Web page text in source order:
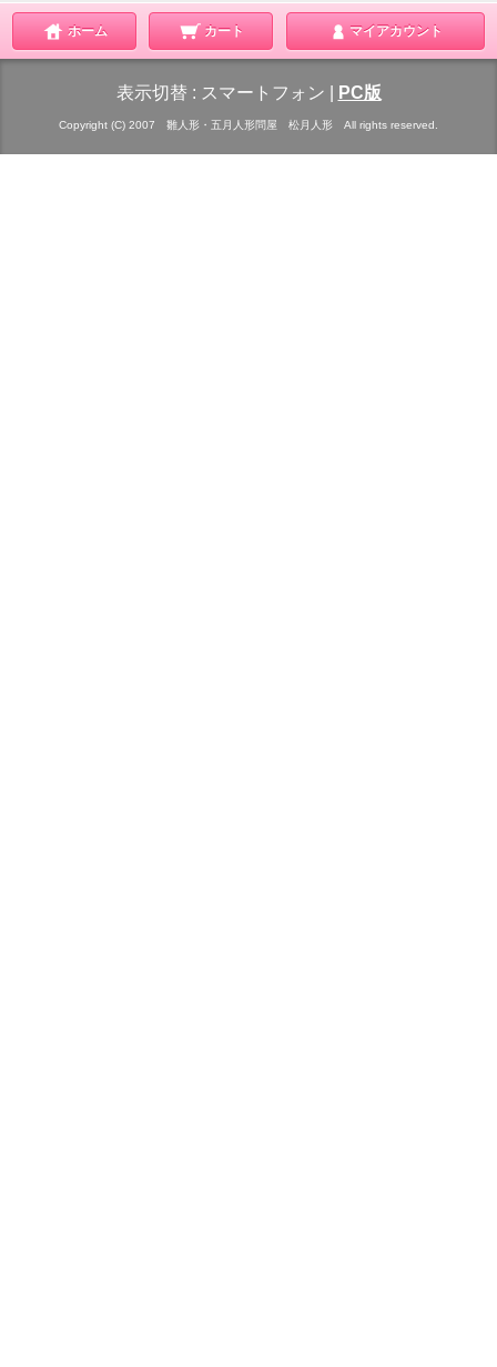
ホーム カート マイアカウント
表示切替 : スマートフォン PC版
Copyright (C) 2007 雛人形・五月人形問屋 松月人形 All rights reserved.